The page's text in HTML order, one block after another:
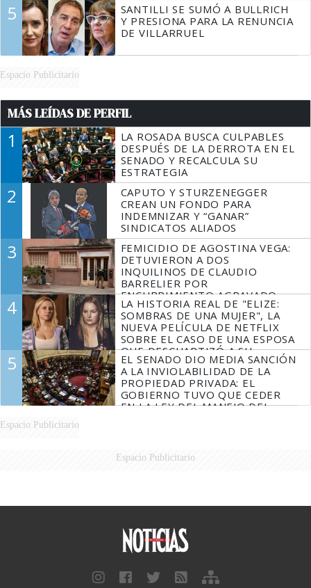
5
SANTILLI SE SUMÓ A BULLRICH
Y PRESIONA PARA LA RENUNCIA
DE VILLARRUEL
Espacio Publicitario
MÁS LEÍDAS DE PERFIL
1
LA ROSADA BUSCA CULPABLES
DESPUÉS DE LA DERROTA EN EL
SENADO Y RECALCULA SU
ESTRATEGIA
2
CAPUTO Y STURZENEGGER
CREAN UN FONDO PARA
INDEMNIZAR Y “GANAR”
SINDICATOS ALIADOS
3
FEMICIDIO DE AGOSTINA VEGA:
DETUVIERON A DOS
INQUILINOS DE CLAUDIO
BARRELIER POR
ENCUBRIMIENTO AGRAVADO
4
LA HISTORIA REAL DE "ELIZE:
SOMBRAS DE UNA MUJER", LA
NUEVA PELÍCULA DE NETFLIX
SOBRE EL CASO DE UNA ESPOSA
QUE DESCUARTIZÓ A SU
MARIDO
5
EL SENADO DIO MEDIA SANCIÓN
A LA INVIOLABILIDAD DE LA
PROPIEDAD PRIVADA: EL
GOBIERNO TUVO QUE CEDER
EN LA LEY DEL MANEJO DEL
Espacio Publicitario
Espacio Publicitario